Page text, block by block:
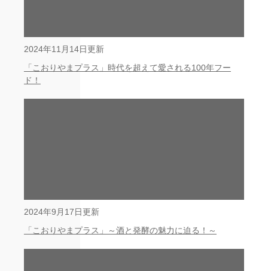
2024年11月14日更新
「こおりやまプラス」時代を超えて愛される100年フー
ド！
2024年9月17日更新
「こおりやまプラス」～酒と発酵の魅力に迫る！～